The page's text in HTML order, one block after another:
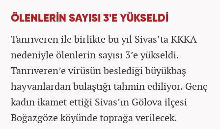
ÖLENLERİN SAYISI 3'E YÜKSELDİ
Tanrıveren ile birlikte bu yıl Sivas’ta KKKA
nedeniyle ölenlerin sayısı 3’e yükseldi.
Tanrıveren’e virüsün beslediği büyükbaş
hayvanlardan bulaştığı tahmin ediliyor. Genç
kadın ikamet ettiği Sivas’ın Gölova ilçesi
Boğazgöze köyünde toprağa verilecek.